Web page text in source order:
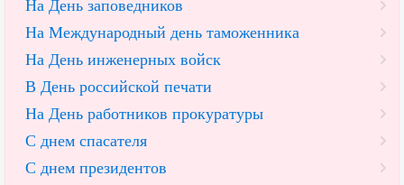
На День заповедников
На Международный день таможенника
На День инженерных войск
В День российской печати
На День работников прокуратуры
С днем спасателя
С днем президентов